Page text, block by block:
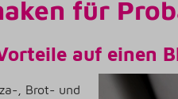
für
auf einen
, Brot- und